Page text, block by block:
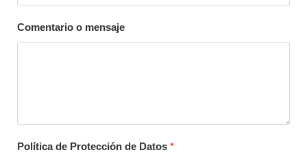
Comentario o mensaje
Política de Protección de Datos *